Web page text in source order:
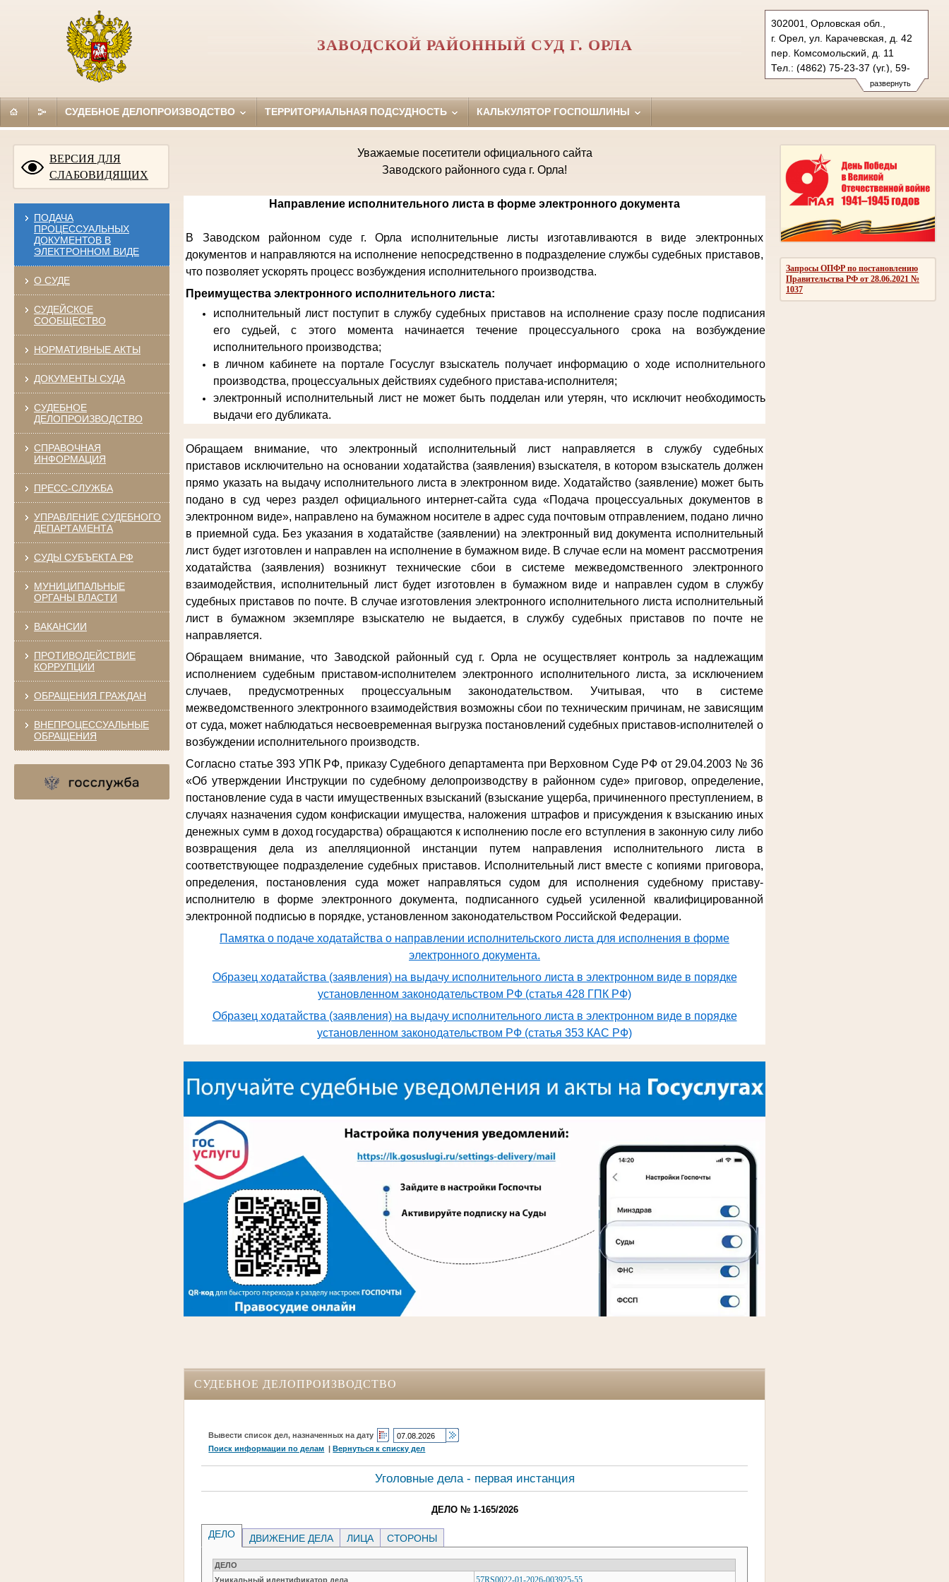
развернуть
302001, Орловская обл.,
г. Орел, ул. Карачевская, д. 42
пер. Комсомольский, д. 11
Тел.: (4862) 75-23-37 (уг.), 59-
63-47 (гражд.)
zavodskoy.orl@sudrf.ru
ЗАВОДСКОЙ РАЙОННЫЙ СУД Г. ОРЛА
СУДЕБНОЕ ДЕЛОПРОИЗВОДСТВО ТЕРРИТОРИАЛЬНАЯ ПОДСУДНОСТЬ КАЛЬКУЛЯТОР ГОСПОШЛИНЫ
ВЕРСИЯ ДЛЯ
СЛАБОВИДЯЩИХ
ПОДАЧА
ПРОЦЕССУАЛЬНЫХ
ДОКУМЕНТОВ В
ЭЛЕКТРОННОМ ВИДЕ
О СУДЕ
СУДЕЙСКОЕ
СООБЩЕСТВО
НОРМАТИВНЫЕ АКТЫ
ДОКУМЕНТЫ СУДА
СУДЕБНОЕ
ДЕЛОПРОИЗВОДСТВО
СПРАВОЧНАЯ
ИНФОРМАЦИЯ
ПРЕСС-СЛУЖБА
УПРАВЛЕНИЕ СУДЕБНОГО
ДЕПАРТАМЕНТА
СУДЫ СУБЪЕКТА РФ
МУНИЦИПАЛЬНЫЕ
ОРГАНЫ ВЛАСТИ
ВАКАНСИИ
ПРОТИВОДЕЙСТВИЕ
КОРРУПЦИИ
ОБРАЩЕНИЯ ГРАЖДАН
ВНЕПРОЦЕССУАЛЬНЫЕ
ОБРАЩЕНИЯ
Запросы ОПФР по постановлению
Правительства РФ от 28.06.2021 №
1037
Уважаемые посетители официального сайта
Заводского районного суда г. Орла!
Направление исполнительного листа в форме электронного документа
В Заводском районном суде г. Орла исполнительные листы изготавливаются в виде электронных
документов и направляются на исполнение непосредственно в подразделение службы судебных приставов,
что позволяет ускорять процесс возбуждения исполнительного производства.
Преимущества электронного исполнительного листа:
исполнительный лист поступит в службу судебных приставов на исполнение сразу после подписания
его судьей, с этого момента начинается течение процессуального срока на возбуждение
исполнительного производства;
в личном кабинете на портале Госуслуг взыскатель получает информацию о ходе исполнительного
производства, процессуальных действиях судебного пристава-исполнителя;
электронный исполнительный лист не может быть подделан или утерян, что исключит необходимость
выдачи его дубликата.
Обращаем внимание, что электронный исполнительный лист направляется в службу судебных
приставов исключительно на основании ходатайства (заявления) взыскателя, в котором взыскатель должен
прямо указать на выдачу исполнительного листа в электронном виде. Ходатайство (заявление) может быть
подано в суд через раздел официального интернет-сайта суда «Подача процессуальных документов в
электронном виде», направлено на бумажном носителе в адрес суда почтовым отправлением, подано лично
в приемной суда. Без указания в ходатайстве (заявлении) на электронный вид документа исполнительный
лист будет изготовлен и направлен на исполнение в бумажном виде. В случае если на момент рассмотрения
ходатайства (заявления) возникнут технические сбои в системе межведомственного электронного
взаимодействия, исполнительный лист будет изготовлен в бумажном виде и направлен судом в службу
судебных приставов по почте. В случае изготовления электронного исполнительного листа исполнительный
лист в бумажном экземпляре взыскателю не выдается, в службу судебных приставов по почте не
направляется.
Обращаем внимание, что Заводской районный суд г. Орла не осуществляет контроль за надлежащим
исполнением судебным приставом-исполнителем электронного исполнительного листа, за исключением
случаев, предусмотренных процессуальным законодательством. Учитывая, что в системе
межведомственного электронного взаимодействия возможны сбои по техническим причинам, не зависящим
от суда, может наблюдаться несвоевременная выгрузка постановлений судебных приставов-исполнителей о
возбуждении исполнительного производств.
Согласно статье 393 УПК РФ, приказу Судебного департамента при Верховном Суде РФ от 29.04.2003 № 36
«Об утверждении Инструкции по судебному делопроизводству в районном суде» приговор, определение,
постановление суда в части имущественных взысканий (взыскание ущерба, причиненного преступлением, в
случаях назначения судом конфискации имущества, наложения штрафов и присуждения к взысканию иных
денежных сумм в доход государства) обращаются к исполнению после его вступления в законную силу либо
возвращения дела из апелляционной инстанции путем направления исполнительного листа в
соответствующее подразделение судебных приставов. Исполнительный лист вместе с копиями приговора,
определения, постановления суда может направляться судом для исполнения судебному приставу-
исполнителю в форме электронного документа, подписанного судьей усиленной квалифицированной
электронной подписью в порядке, установленном законодательством Российской Федерации.
Памятка о подаче ходатайства о направлении исполнительского листа для исполнения в форме
электронного документа.
Образец ходатайства (заявления) на выдачу исполнительного листа в электронном виде в порядке
установленном законодательством РФ (статья 428 ГПК РФ)
Образец ходатайства (заявления) на выдачу исполнительного листа в электронном виде в порядке
установленном законодательством РФ (статья 353 КАС РФ)
СУДЕБНОЕ ДЕЛОПРОИЗВОДСТВО
Вывести список дел, назначенных на дату
Поиск информации по делам
Вернуться к списку дел
Уголовные дела - первая инстанция
ДЕЛО № 1-165/2026
ДЕЛО ДВИЖЕНИЕ ДЕЛА ЛИЦА СТОРОНЫ
ДЕЛО
Уникальный идентификатор дела